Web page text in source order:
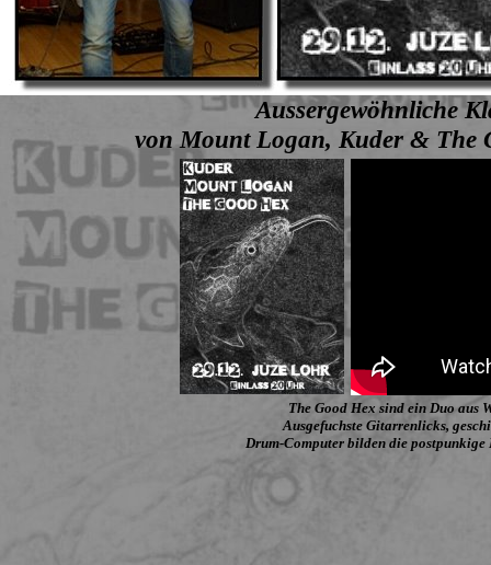
Aussergewöhnliche
von Mount Logan, Kuder & The
The Good Hex sind ein Duo aus
Ausgefuchste Gitarrenlicks,
Drum-Computer bilden die postpunkige